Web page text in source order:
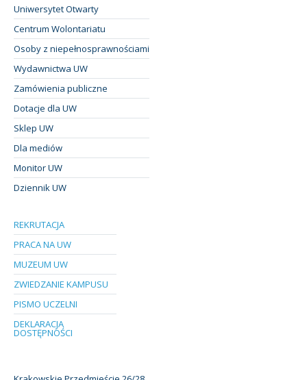
Uniwersytet Otwarty
Centrum Wolontariatu
Osoby z niepełnosprawnościami
Wydawnictwa UW
Zamówienia publiczne
Dotacje dla UW
Sklep UW
Dla mediów
Monitor UW
Dziennik UW
REKRUTACJA
PRACA NA UW
MUZEUM UW
ZWIEDZANIE KAMPUSU
PISMO UCZELNI
DEKLARACJA
DOSTĘPNOŚCI